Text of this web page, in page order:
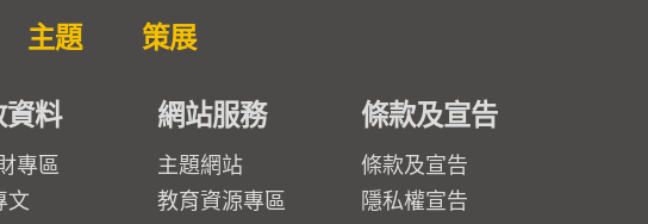
主題 策展
資料
專區
文
網站服務
主題網站
教育資源專區
條款及宣告
條款及宣告
隱私權宣告